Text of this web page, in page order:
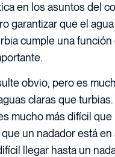
en los asuntos del
garantizar que el
cumple una función
obvio, pero es
claras que
mucho más difícil
un nadador está en
llegar hasta un